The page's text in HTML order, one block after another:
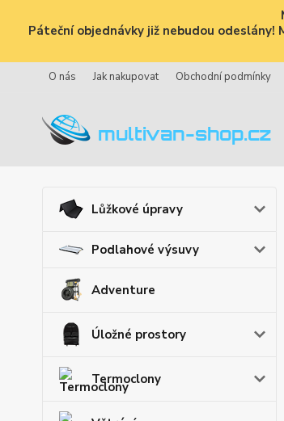
Páteční objednávky již nebudou odeslány!
O nás Jak nakupovat Obchodní podmínky
Lůžkové úpravy
Podlahové výsuvy
Adventure
Úložné prostory
Termoclony